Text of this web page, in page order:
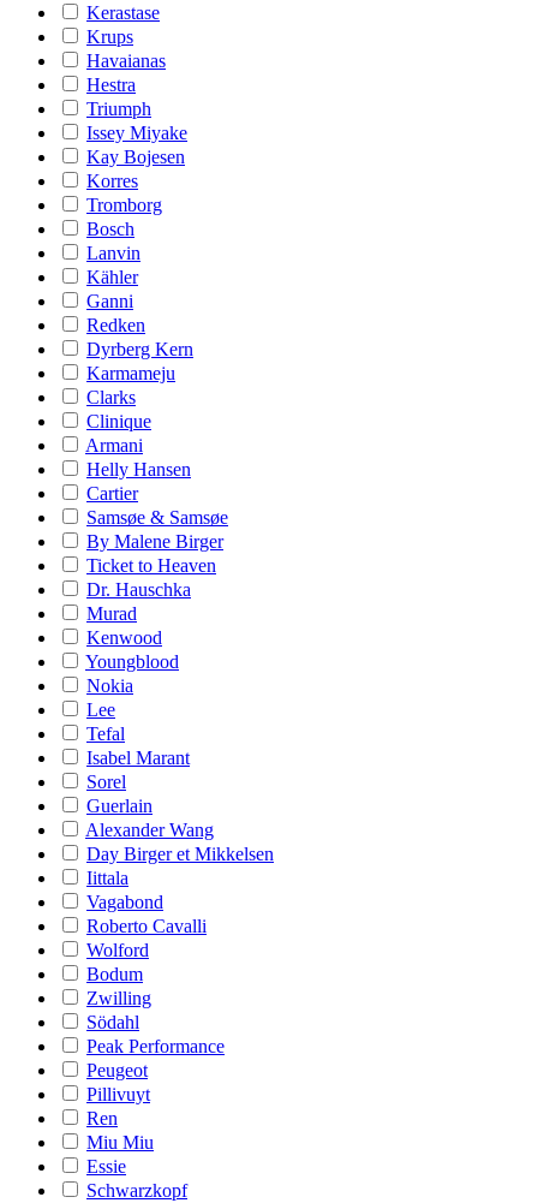
Kerastase
Krups
Havaianas
Hestra
Triumph
Issey Miyake
Kay Bojesen
Korres
Tromborg
Bosch
Lanvin
Kähler
Ganni
Redken
Dyrberg Kern
Karmameju
Clarks
Clinique
Armani
Helly Hansen
Cartier
Samsøe & Samsøe
By Malene Birger
Ticket to Heaven
Dr. Hauschka
Murad
Kenwood
Youngblood
Nokia
Lee
Tefal
Isabel Marant
Sorel
Guerlain
Alexander Wang
Day Birger et Mikkelsen
Iittala
Vagabond
Roberto Cavalli
Wolford
Bodum
Zwilling
Södahl
Peak Performance
Peugeot
Pillivuyt
Ren
Miu Miu
Essie
Schwarzkopf